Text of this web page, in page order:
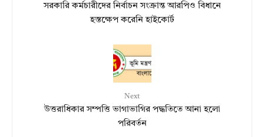
সরকারি কর্মচারীদের নির্বাচন সংক্রান্ত আরপিও বিধানে
হস্তক্ষেপ করেনি হাইকোর্ট
Next
উত্তরাধিকার সম্পত্তি ভাগাভাগির পদ্ধতিতে আনা হলো
পরিবর্তন